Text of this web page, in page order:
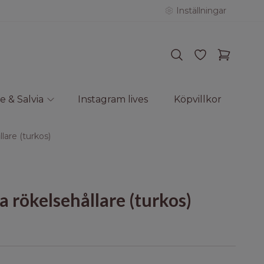
Inställningar
& Salvia Instagram lives Köpvillkor
(turkos)
rökelsehållare (turkos)